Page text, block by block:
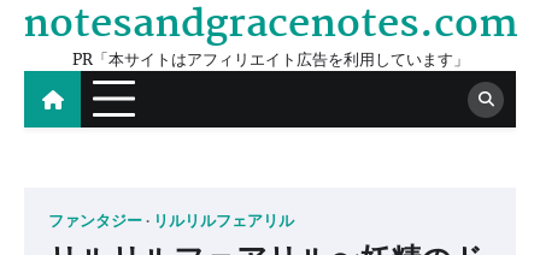
Skip
content
notesandgracenotes.com
PR「本サイトはアフィリエイト広告を利用しています」
ファンタジー リルリルフェアリル